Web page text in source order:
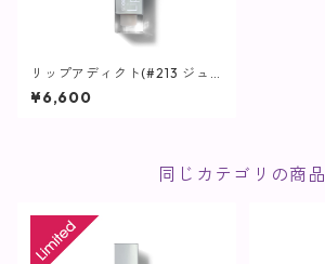
リップアディクト(#213 ジュ
エル) / 7ml【唇用美容液】
¥6,600
同じカテゴリの商品